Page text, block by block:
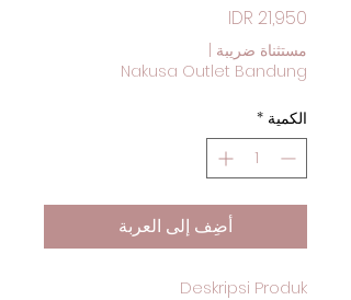
مستثناة ضريبة
Nakusa Outlet Bandung
الكمية *
أضِف إلى العربة
Deskripsi Produk